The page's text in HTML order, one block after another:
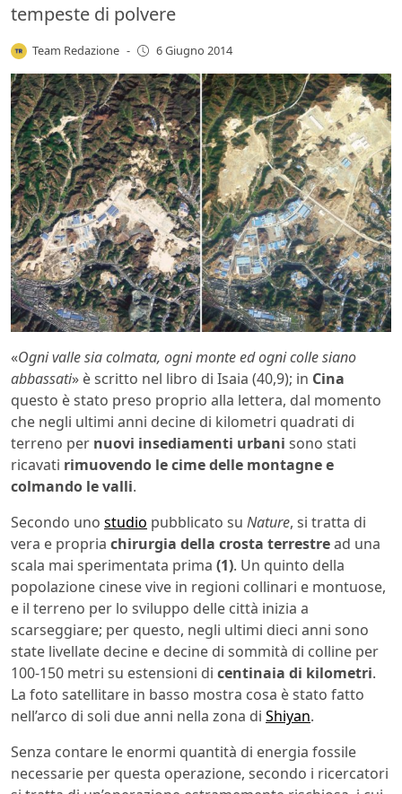
tempeste di polvere
Team Redazione - 6 Giugno 2014
«Ogni valle sia colmata, ogni monte ed ogni colle siano
abbassati» è scritto nel libro di Isaia (40,9); in Cina
questo è stato preso proprio alla lettera, dal momento
che negli ultimi anni decine di kilometri quadrati di
terreno per nuovi insediamenti urbani sono stati
ricavati rimuovendo le cime delle montagne e
colmando le valli.
Secondo uno studio pubblicato su Nature, si tratta di
vera e propria chirurgia della crosta terrestread una
scala mai sperimentata prima (1). Un quinto della
popolazione cinese vive in regioni collinari e montuose,
e il terreno per lo sviluppo delle città inizia a
scarseggiare; per questo, negli ultimi dieci anni sono
state livellate decine e decine di sommità di colline per
100-150 metri su estensioni di centinaia di kilometri.
La foto satellitare in basso mostra cosa è stato fatto
nell’arco di soli due anni nella zona di Shiyan.
Senza contare le enormi quantità di energia fossile
necessarie per questa operazione, secondo i ricercatori